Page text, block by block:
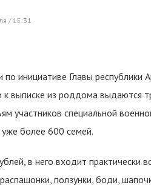
/ 15:31
инициативе Главы республики
выписке из роддома выдаются
участников специальной
уже более 600 семей.
в него входит
ползунки, боди,